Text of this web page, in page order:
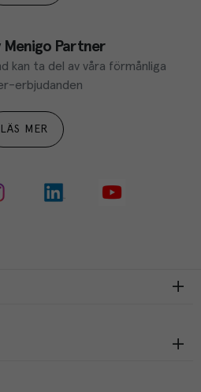
Menigo Partner
kan ta del av våra förmånliga
erbjudanden
LÄS MER